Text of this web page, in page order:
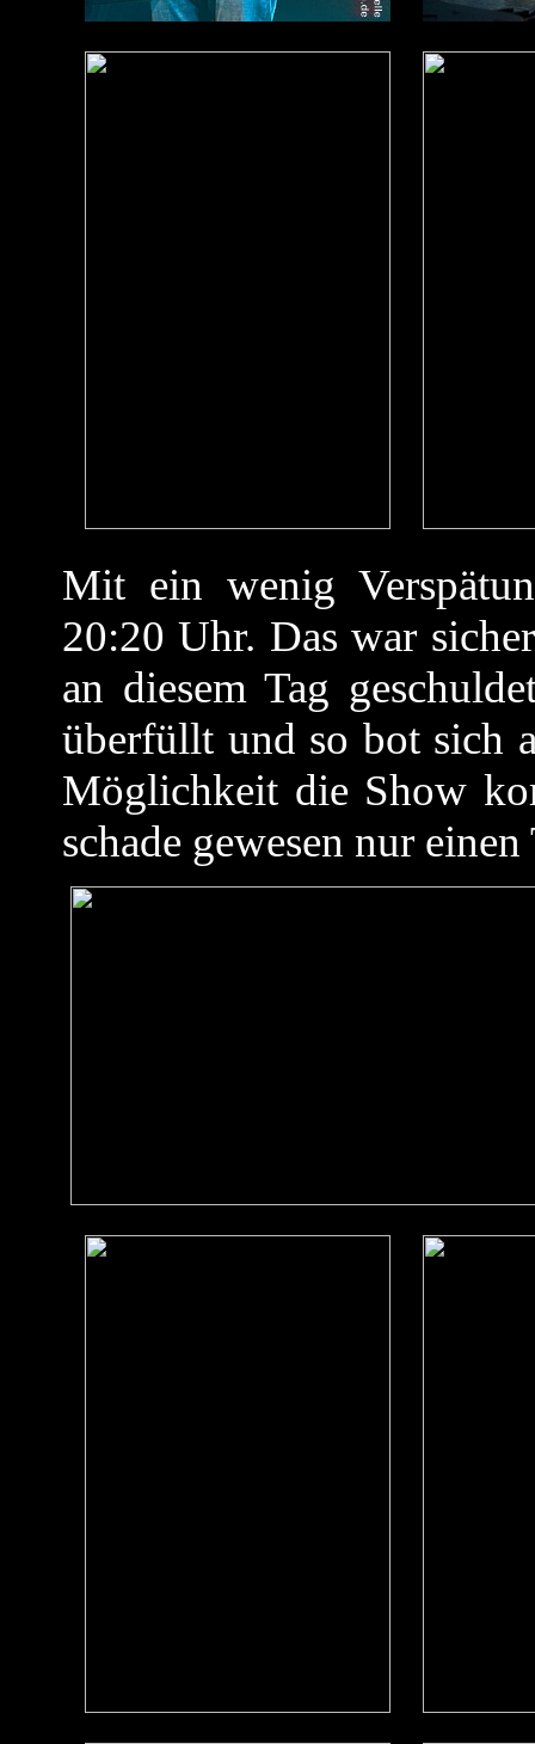
Mit ein wenig
20:20 Uhr. Das war
an diesem Tag
überfüllt und so bot sich
Möglichkeit die Show
schade gewesen nur